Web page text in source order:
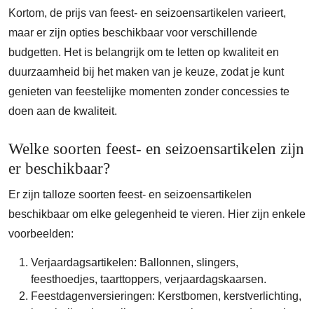
Kortom, de prijs van feest- en seizoensartikelen varieert,
maar er zijn opties beschikbaar voor verschillende
budgetten. Het is belangrijk om te letten op kwaliteit en
duurzaamheid bij het maken van je keuze, zodat je kunt
genieten van feestelijke momenten zonder concessies te
doen aan de kwaliteit.
Welke soorten feest- en seizoensartikelen zijn
er beschikbaar?
Er zijn talloze soorten feest- en seizoensartikelen
beschikbaar om elke gelegenheid te vieren. Hier zijn enkele
voorbeelden:
Verjaardagsartikelen: Ballonnen, slingers,
feesthoedjes, taarttoppers, verjaardagskaarsen.
Feestdagenversieringen: Kerstbomen, kerstverlichting,